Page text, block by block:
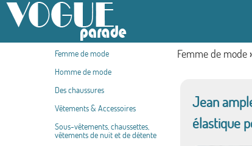
Femme de mode
Homme de mode
Des chaussures
Vêtements & Accessoires
Sous-vêtements, chaussettes,
vêtements de nuit et de détente
Femme de mode
Jean
élastique